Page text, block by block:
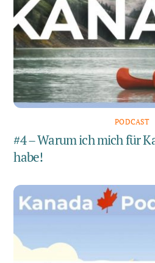
PODCAST
#4 – Warum ich mich für
habe!